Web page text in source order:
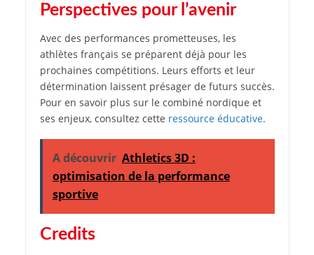
Perspectives pour l’avenir
Avec des performances prometteuses, les
athlètes français se préparent déjà pour les
prochaines compétitions. Leurs efforts et leur
détermination laissent présager de futurs succès.
Pour en savoir plus sur le combiné nordique et
ses enjeux, consultez cette ressource éducative.
A découvrir Athletics 3D :
optimisation de la performance
sportive
Credits